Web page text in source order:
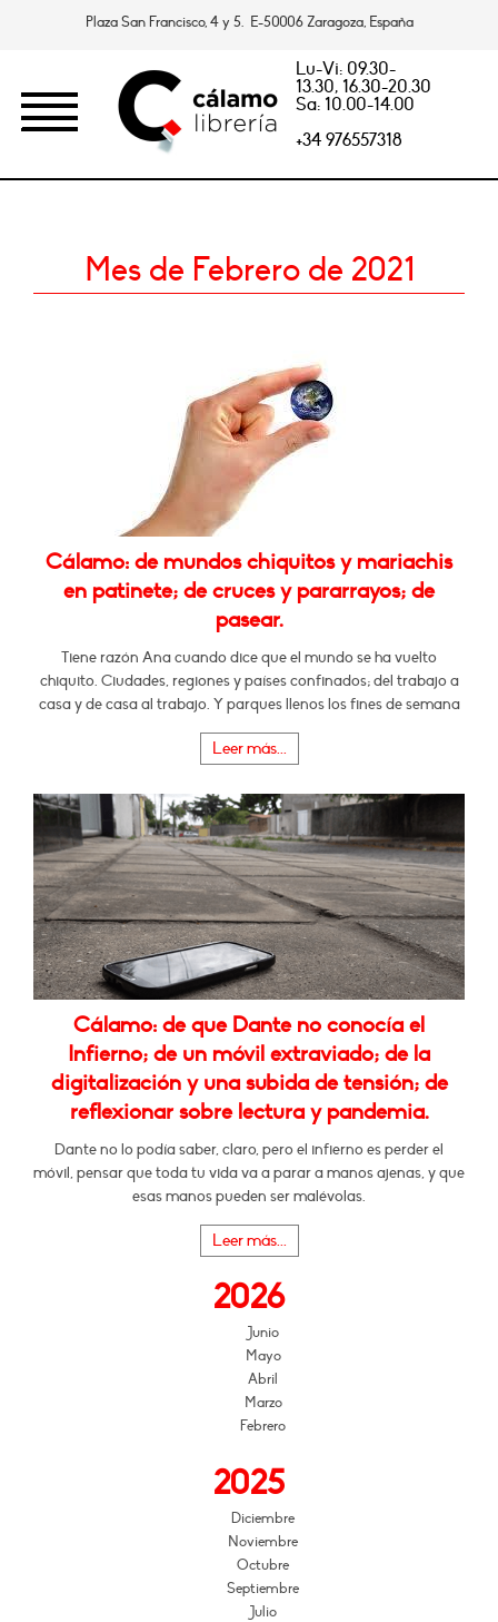
Plaza San Francisco, 4 y 5. E-50006 Zaragoza, España
Lu-Vi: 09.30-
13.30, 16.30-20.30
Sa: 10.00-14.00
+34 976557318
Mes de Febrero de 2021
Cálamo: de mundos chiquitos y mariachis
en patinete; de cruces y pararrayos; de
pasear.
Tiene razón Ana cuando dice que el mundo se ha vuelto
chiquito. Ciudades, regiones y países confinados; del trabajo a
casa y de casa al trabajo. Y parques llenos los fines de semana
Leer más...
Cálamo: de que Dante no conocía el
Infierno; de un móvil extraviado; de la
digitalización y una subida de tensión; de
reflexionar sobre lectura y pandemia.
Dante no lo podía saber, claro, pero el infierno es perder el
móvil, pensar que toda tu vida va a parar a manos ajenas, y que
esas manos pueden ser malévolas.
Leer más...
2026
Junio
Mayo
Abril
Marzo
Febrero
2025
Diciembre
Noviembre
Octubre
Septiembre
Julio